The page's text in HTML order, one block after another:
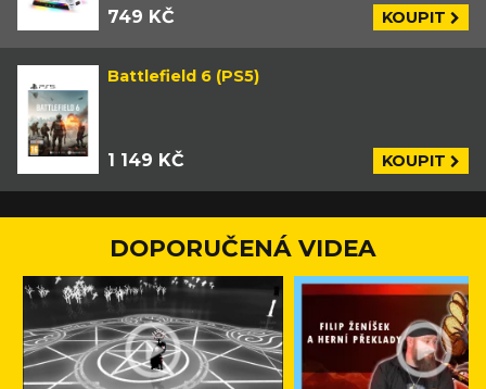
749 KČ KOUPIT
Battlefield 6 (PS5)
1 149 KČ KOUPIT
DOPORUČENÁ VIDEA